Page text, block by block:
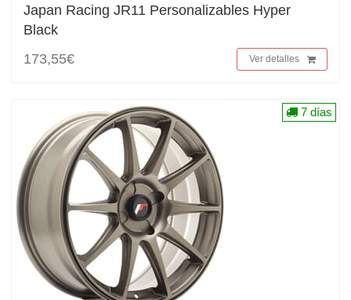
Japan Racing JR11 Personalizables Hyper
Black
173,55€
Ver detalles
7 días